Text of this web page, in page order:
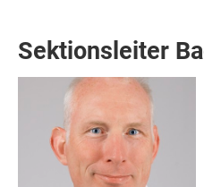
Sektionsleiter